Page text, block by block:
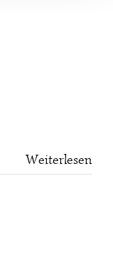
Weiterlesen